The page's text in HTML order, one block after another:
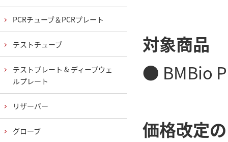
対象商品
● BMBio
価格改定
PCRチューブ＆PCRプレート
テストチューブ
テストプレート & ディープウェ
ルプレート
リザーバー
グローブ